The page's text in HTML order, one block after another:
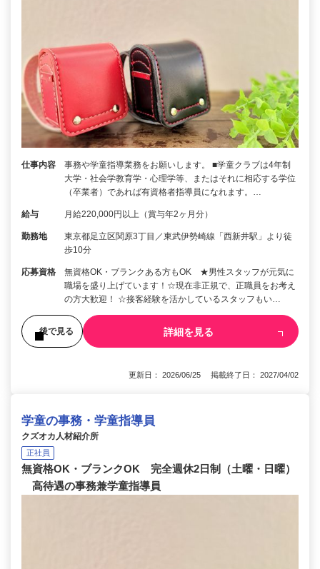
仕事内容
事務や学童指導業務をお願いします。 ■学童クラブは4年制
大学・社会学教育学・心理学等、またはそれに相応する学位
（卒業者）であれば有資格者指導員になれます。…
給与 月給220,000円以上（賞与年2ヶ月分）
勤務地
東京都足立区関原3丁目／東武伊勢崎線「西新井駅」より徒
歩10分
応募資格
無資格OK・ブランクある方もOK ★男性スタッフが元気に
職場を盛り上げています！☆現在非正規で、正職員をお考え
の方大歓迎！ ☆接客経験を活かしているスタッフもい…
後で見る 詳細を見る
更新日： 2026/06/25 掲載終了日： 2027/04/02
学童の事務・学童指導員
クズオカ人材紹介所
正社員
無資格OK・ブランクOK 完全週休2日制（土曜・日曜）
高待遇の事務兼学童指導員